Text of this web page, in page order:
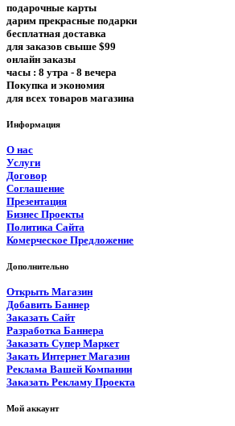
подарочные карты
дарим прекрасные подарки
бесплатная доставка
для заказов свыше $99
онлайн заказы
часы : 8 утра - 8 вечера
Покупка и экономия
для всех товаров магазина
Информация
О нас
Услуги
Договор
Соглашение
Презентация
Бизнес Проекты
Политика Сайта
Комерческое Предложение
Дополнительно
Открыть Магазин
Добавить Баннер
Заказать Сайт
Разработка Баннера
Заказать Супер Маркет
Закать Интернет Магазин
Реклама Вашей Компании
Заказать Рекламу Проекта
Мой аккаунт